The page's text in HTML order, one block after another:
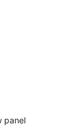
panel